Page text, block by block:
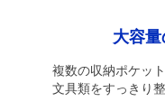
大容
複数の収納ポケッ
文具類をすっきり